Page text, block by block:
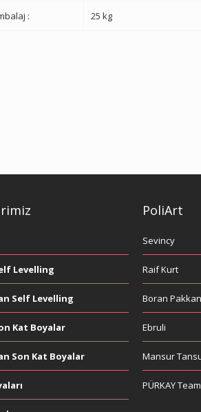
: 25 kg
Levelling
Self Levelling
Kat Boyalar
Son Kat Boyalar
PoliArt
Sevincy
Raif Kurt
Boran Pakkan
Ebruli
Mansur
PÜRKAY Team